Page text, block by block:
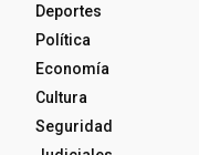
Deportes
Política
Economía
Cultura
Seguridad